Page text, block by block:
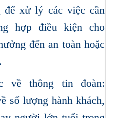
để xử lý các việc cần
hợp điều kiện cho
đến an toàn hoặc
về thông tin đoàn:
số lượng hành khách,